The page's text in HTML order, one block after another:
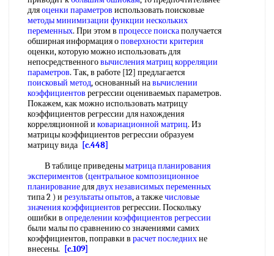
дляоценки параметров использовать поисковые
методы минимизации функции нескольких
переменных. При этом в процессе поискаполучается
обширная информация оповерхности критерия
оценки, которую можно использовать для
непосредственноговычисления матриц корреляции
параметров. Так, в работе [12] предлагается
поисковый метод, основанный навычислении
коэффициентов регрессии оцениваемых параметров.
Покажем, как можно использовать матрицу
коэффициентов регрессии для нахождения
корреляционной и ковариационной матриц. Из
матрицы коэффициентов регрессии образуем
матрицу вида [c.448]
В таблице приведеныматрица планирования
экспериментов (центральное композиционное
планированиедлядвухнезависимых переменных
типа 2 ) и результаты опытов, а такжечисловые
значения коэффициентов регрессии. Поскольку
ошибки в определении коэффициентов регрессии
были малы по сравнению со значениями самих
коэффициентов, поправки в расчет последнихне
внесены.
[c.109]